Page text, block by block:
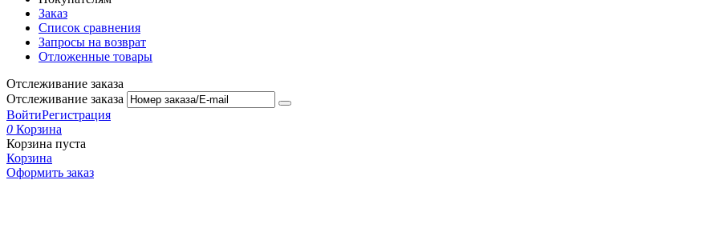
Заказ
Список сравнения
Запросы на возврат
Отложенные товары
Отслеживание заказа
Отслеживание заказа
ВойтиРегистрация
0 Корзина
Корзина пуста
Корзина
Оформить заказ